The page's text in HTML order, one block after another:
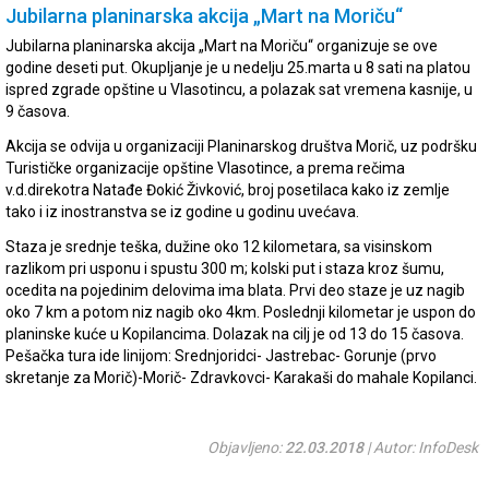
Jubilarna planinarska akcija „Mart na Moriču“
Jubilarna planinarska akcija „Mart na Moriču“ organizuje se ove
godine deseti put. Okupljanje je u nedelju 25.marta u 8 sati na platou
ispred zgrade opštine u Vlasotincu, a polazak sat vremena kasnije, u
9 časova.
Akcija se odvija u organizaciji Planinarskog društva Morič, uz podršku
Turističke organizacije opštine Vlasotince, a prema rečima
v.d.direkotra Natađe Đokić Živković, broj posetilaca kako iz zemlje
tako i iz inostranstva se iz godine u godinu uvećava.
Staza je srednje teška, dužine oko 12 kilometara, sa visinskom
razlikom pri usponu i spustu 300 m; kolski put i staza kroz šumu,
ocedita na pojedinim delovima ima blata. Prvi deo staze je uz nagib
oko 7 km a potom niz nagib oko 4km. Poslednji kilometar je uspon do
planinske kuće u Kopilancima. Dolazak na cilj je od 13 do 15 časova.
Pešačka tura ide linijom: Srednjoridci- Jastrebac- Gorunje (prvo
skretanje za Morič)-Morič- Zdravkovci- Karakaši do mahale Kopilanci.
Objavljeno:22.03.2018| Autor: InfoDesk